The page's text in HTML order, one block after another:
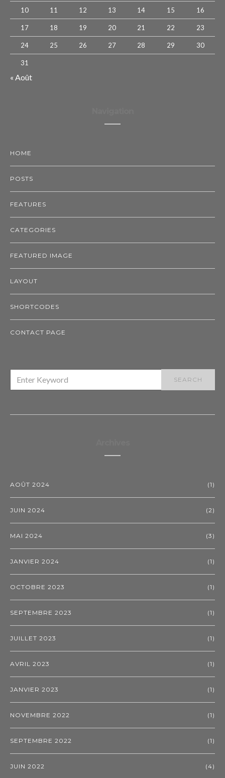
10 11 12 13 14 15 16
17 18 19 20 21 22 23
24 25 26 27 28 29 30
31
« Août
HOME
POSTS
FEATURES
CATEGORIES
FEATURED IMAGE
LAYOUT
SHORTCODES
CONTACT PAGE
FOR:
SEARCH
AOÛT 2024 (1)
JUIN 2024 (2)
MAI 2024 (3)
JANVIER 2024 (1)
OCTOBRE 2023 (1)
SEPTEMBRE 2023 (1)
JUILLET 2023 (1)
AVRIL 2023 (1)
JANVIER 2023 (1)
NOVEMBRE 2022 (1)
SEPTEMBRE 2022 (1)
JUIN 2022 (4)